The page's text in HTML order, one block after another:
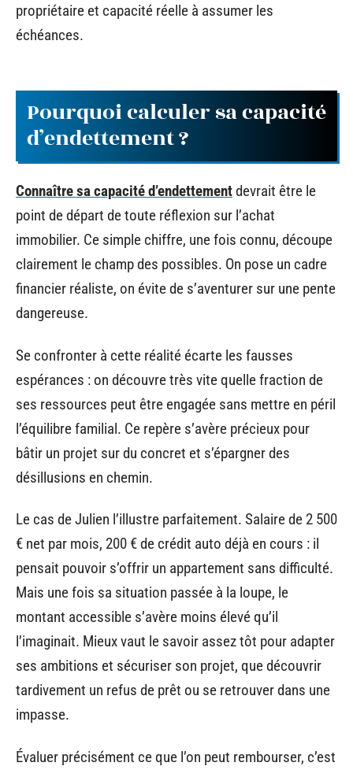
propriétaire et capacité réelle à assumer les
échéances.
Pourquoi calculer sa capacité
d’endettement ?
Connaître sa capacité d’endettementdevrait être le
point de départ de toute réflexion sur l’achat
immobilier. Ce simple chiffre, une fois connu, découpe
clairement le champ des possibles. On pose un cadre
financier réaliste, on évite de s’aventurer sur une pente
dangereuse.
Se confronter à cette réalité écarte les fausses
espérances : on découvre très vite quelle fraction de
ses ressources peut être engagée sans mettre en péril
l’équilibre familial. Ce repère s’avère précieux pour
bâtir un projet sur du concret et s’épargner des
désillusions en chemin.
Le cas de Julien l’illustre parfaitement. Salaire de 2 500
€ net par mois, 200 € de crédit auto déjà en cours : il
pensait pouvoir s’offrir un appartement sans difficulté.
Mais une fois sa situation passée à la loupe, le
montant accessible s’avère moins élevé qu’il
l’imaginait. Mieux vaut le savoir assez tôt pour adapter
ses ambitions et sécuriser son projet, que découvrir
tardivement un refus de prêt ou se retrouver dans une
impasse.
Évaluer précisément ce que l’on peut rembourser, c’est